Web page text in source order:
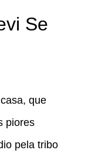
Se
que
piores
pela tribo